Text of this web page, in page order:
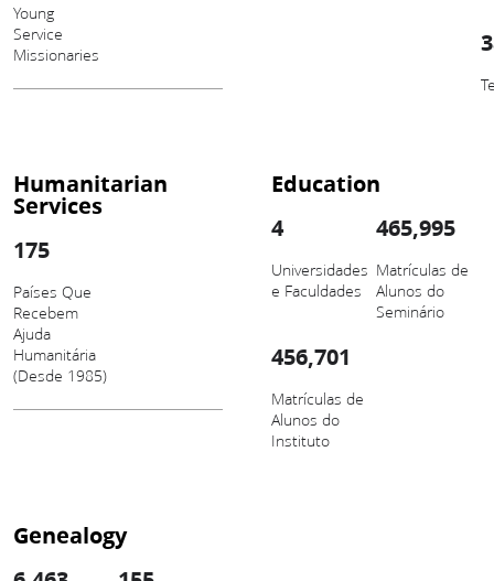
Young
Service
Missionaries
Humanitarian
Services
175
Países Que
Recebem
Ajuda
Humanitária
(Desde 1985)
Education
4
Universidades
e Faculdades
465,995
Matrículas de
Alunos do
Seminário
456,701
Matrículas de
Alunos do
Instituto
Genealogy